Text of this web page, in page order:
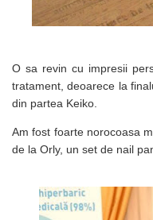
O sa revin cu impresii
tratament, deoarece la
din partea Keiko.
Am fost foarte norocoasa
de la Orly, un set de nail